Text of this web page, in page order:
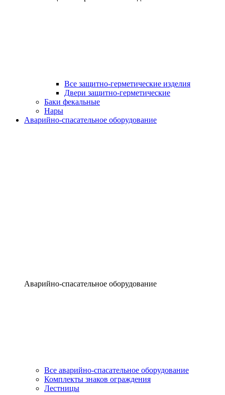
Все защитно-герметические изделия
Двери защитно-герметические
Баки фекальные
Нары
Аварийно-спасательное оборудование
Аварийно-спасательное оборудование
Все аварийно-спасательное оборудование
Комплекты знаков ограждения
Лестницы